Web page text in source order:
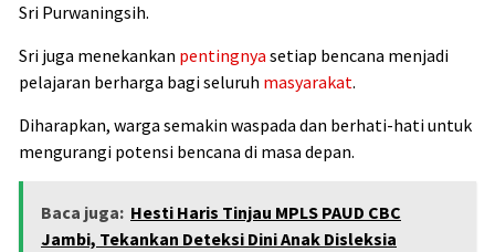
Sri Purwaningsih.
Sri juga menekankan pentingnya setiap bencana menjadi
pelajaran berharga bagi seluruh masyarakat.
Diharapkan, warga semakin waspada dan berhati-hati untuk
mengurangi potensi bencana di masa depan.
Baca juga: Hesti Haris Tinjau MPLS PAUD CBC
Jambi, Tekankan Deteksi Dini Anak Disleksia